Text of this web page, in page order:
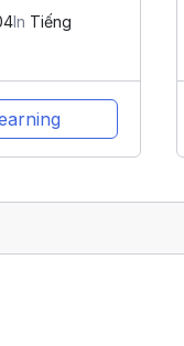
In Tiếng